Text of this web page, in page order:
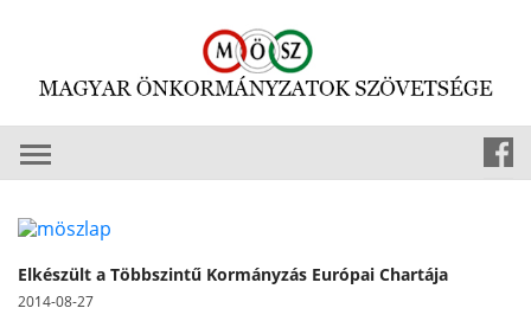
Elkészült a Többszintű Kormányzás Európai Chartája
2014-08-27